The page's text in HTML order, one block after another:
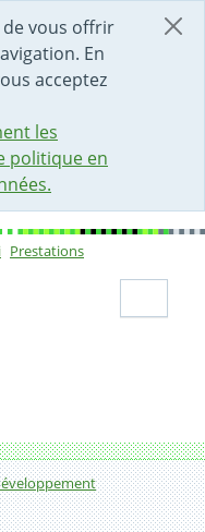
de vous offrir
En
acceptez
les
politique en
Prestations